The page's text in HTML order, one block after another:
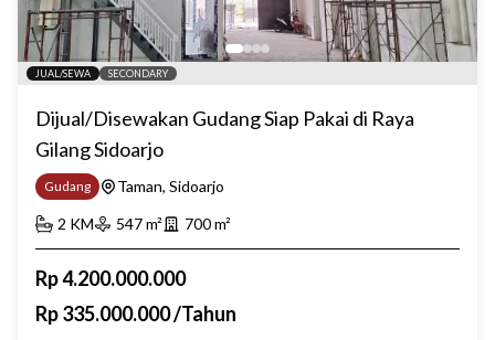
JUAL/SEWA SECONDARY
Dijual/Disewakan Gudang Siap Pakai di Raya
Gilang Sidoarjo
Gudang
Taman, Sidoarjo
2 KM 547m² 700m²
Rp4.200.000.000
Rp335.000.000/Tahun